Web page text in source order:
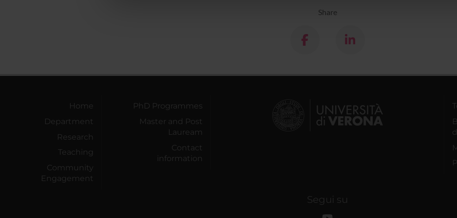
Share
Home
Department
Research
Teaching
Community
Engagement
PhD Programmes
Master and Post
Lauream
Contact
information
Segui su